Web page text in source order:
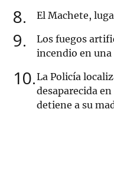
8 El Machete,
9
Los fuegos
incendio en
10 La Policía
desaparecida
detiene a su